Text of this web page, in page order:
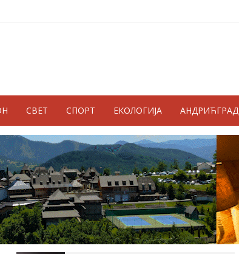
СВЕТ СПОРТ ЕКОЛОГИЈА АНДРИЋГРАД